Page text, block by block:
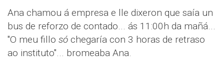
Ana chamou á empresa e lle dixeron que saía un
bus de reforzo de contado... ás 11:00h da mañá...
"O meu fillo só chegaría con 3 horas de retraso
ao instituto"... bromeaba Ana.